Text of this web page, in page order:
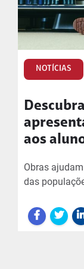
NOTÍCIAS
aos
Obras
das